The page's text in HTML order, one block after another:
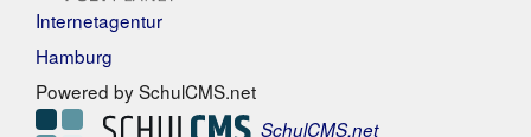
Internetagentur
Hamburg
Powered by SchulCMS.net
SchulCMS.net